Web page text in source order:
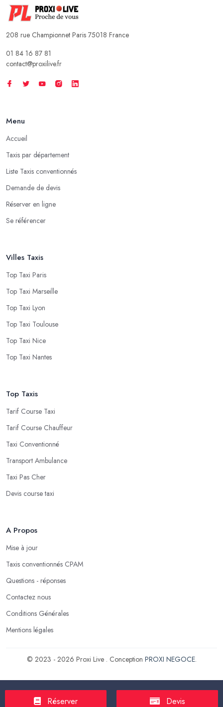
208 rue Championnet Paris 75018 France
01 84 16 87 81
contact@proxilive.fr
Menu
Accueil
Taxis par département
Liste Taxis conventionnés
Demande de devis
Réserver en ligne
Se référencer
Villes Taxis
Top Taxi Paris
Top Taxi Marseille
Top Taxi Lyon
Top Taxi Toulouse
Top Taxi Nice
Top Taxi Nantes
Top Taxis
Tarif Course Taxi
Tarif Course Chauffeur
Taxi Conventionné
Transport Ambulance
Taxi Pas Cher
Devis course taxi
A Propos
Mise à jour
Taxis conventionnés CPAM
Questions - réponses
Contactez nous
Conditions Générales
Mentions légales
© 2023 - 2026 Proxi Live . Conception PROXI NEGOCE.
Réserver Devis